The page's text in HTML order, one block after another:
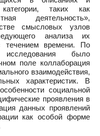
таких как
деятельность»,
смысловых узлов
анализа их
течением времени. По
исследования было
поле коллаборация
взаимодействия,
характеристик. В
социальной
проявления в
данных проявлений
как особой форме